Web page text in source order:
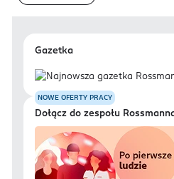
Gazetka
NOWE OFERTY PRACY
Dołącz do zespołu